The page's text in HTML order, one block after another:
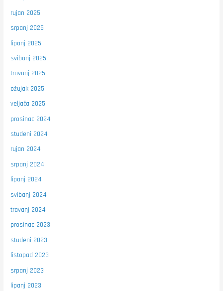
rujan 2025
srpanj 2025
lipanj 2025
svibanj 2025
travanj 2025
ožujak 2025
veljača 2025
prosinac 2024
studeni 2024
rujan 2024
srpanj 2024
lipanj 2024
svibanj 2024
travanj 2024
prosinac 2023
studeni 2023
listopad 2023
srpanj 2023
lipanj 2023